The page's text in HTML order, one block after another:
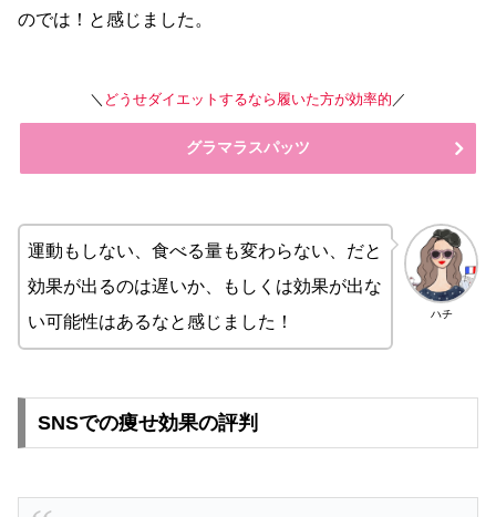
のでは！と感じました。
＼ どうせダイエットするなら履いた方が効率的 ／
グラマラスパッツ
ハチ
運動もしない、食べる量も変わらない、だと
効果が出るのは遅いか、もしくは効果が出な
い可能性はあるなと感じました！
SNSでの痩せ効果の評判